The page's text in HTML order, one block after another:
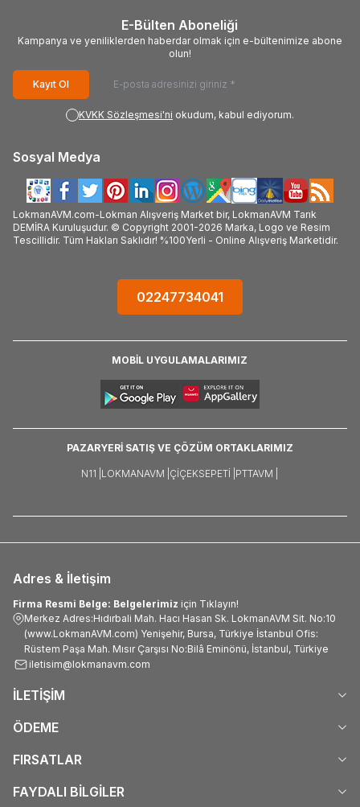
E-Bülten Aboneliği
Kampanya ve yeniliklerden haberdar olmak için e-bültenimize abone
olun!
Kayıt Ol
KVKK Sözleşmesi'ni okudum, kabul ediyorum.
Sosyal Medya
LokmanAVM.com-Lokman Alışveriş Market bir, LokmanAVM Tarık
DEMİRA Kuruluşudur. © Copyright 2001-2026 Marka, Logo ve Resim
Tescillidir. Tüm Hakları Saklıdır! %100Yerli - Online Alışveriş Marketidir.
02247734041
MOBİL UYGULAMALARIMIZ
PAZARYERİ SATIŞ VE ÇÖZÜM ORTAKLARIMIZ
N11 | LOKMANAVM | ÇIÇEKSEPETI | PTTAVM |
Adres & İletişim
Firma Resmi Belge: Belgelerimiz için Tıklayın!
Merkez Adres:Hıdırbali Mah. Hacı Hasan Sk. LokmanAVM Sit. No:10
(www.LokmanAVM.com) Yenişehir, Bursa, Türkiye İstanbul Ofis:
Rüstem Paşa Mah. Mısır Çarşısı No:Bilâ Eminönü, İstanbul, Türkiye
iletisim@lokmanavm.com
İLETİŞİM
ÖDEME
FIRSATLAR
FAYDALI BİLGİLER